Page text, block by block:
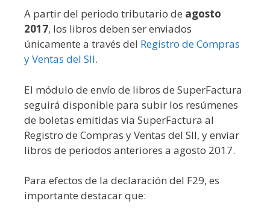
A partir del periodo tributario de agosto
2017, los libros deben ser enviados
únicamente a través del Registro de Compras
y Ventas del SII.
El módulo de envío de libros de SuperFactura
seguirá disponible para subir los resúmenes
de boletas emitidas via SuperFactura al
Registro de Compras y Ventas del SII, y enviar
libros de periodos anteriores a agosto 2017.
Para efectos de la declaración del F29, es
importante destacar que: